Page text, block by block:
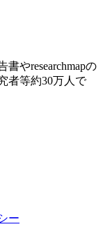
やresearchmapの
者等約30万人で
ー